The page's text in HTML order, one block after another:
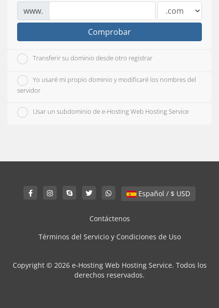
www.
Comprobar
Transferir su dominio desde otro registrar
Yo usaré mi propio dominio y modificaré los nombres del
servidor
Usar un subdominio de e-Hosting Web Hosting Service
Español / $ USD
Contáctenos
Términos del Servicio y Condiciones de Uso
Copyright © 2026 e-Hosting Web Hosting Service. Todos los
derechos reservados.